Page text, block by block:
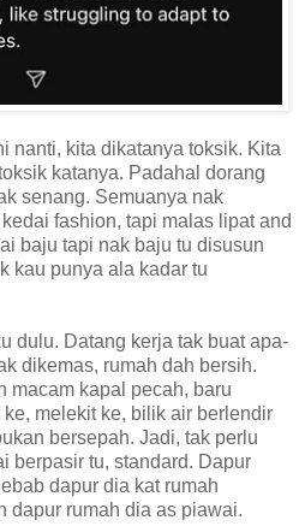
nanti, kita dikatanya toksik. Kita
katanya. Padahal dorang
senang. Semuanya nak
fashion, tapi malas lipat and
baju tapi nak baju tu disusun
kau punya ala kadar tu
dulu. Datang kerja tak buat apa-
dikemas, rumah dah bersih.
macam kapal pecah, baru
melekit ke, bilik air berlendir
bersepah. Jadi, tak perlu
berpasir tu, standard. Dapur
dapur dia kat rumah
dapur rumah dia as piawai.